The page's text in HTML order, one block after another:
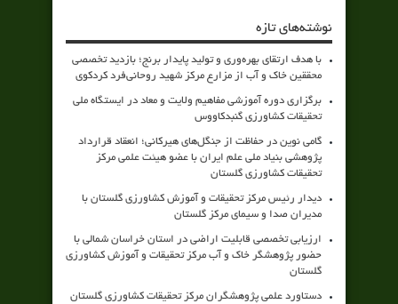
نوشته‌های تازه
با هدف ارتقای بهره‌وری و تولید پایدار برنج؛ بازدید تخصصی
محققین خاک و آب از مزارع مرکز شهید روحانی‌فرد کردکوی
برگزاری دوره آموزشی مفاهیم ولایت و معاد در ایستگاه ملی
تحقیقات کشاورزی گنبدکاووس
گامی نوین در حفاظت از جنگل‌های هیرکانی؛ انعقاد قرارداد
پژوهشی بنیاد ملی علم ایران با عضو هیئت علمی مرکز
تحقیقات کشاورزی گلستان
دیدار رئیس مرکز تحقیقات و آموزش کشاورزی گلستان با
مدیران صدا و سیمای مرکز گلستان
ارزیابی تخصصی قابلیت اراضی در استان خراسان شمالی با
حضور پژوهشگر خاک و آب مرکز تحقیقات و آموزش کشاورزی
گلستان
دستاورد علمی پژوهشگران مرکز تحقیقات کشاورزی گلستان